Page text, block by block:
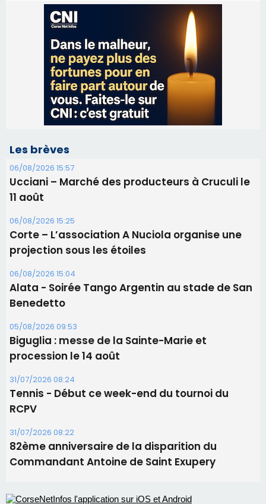
Les brèves
06/08/2026 15:57
Ucciani – Marché des producteurs à Cruculi le
11 août
06/08/2026 15:25
Corte – L’association A Nuciola organise une
projection sous les étoiles
06/08/2026 15:04
Alata - Soirée Tango Argentin au stade de San
Benedetto
05/08/2026 09:53
Biguglia : messe de la Sainte-Marie et
procession le 14 août
31/07/2026 08:24
Tennis - Début ce week-end du tournoi du
RCPV
31/07/2026 08:22
82ème anniversaire de la disparition du
Commandant Antoine de Saint Exupery